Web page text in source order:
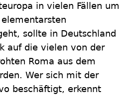
in vielen Fällen um
sollte in Deutschland
auf die vielen von der
Roma aus dem
Wer sich mit der
beschäftigt, erkennt